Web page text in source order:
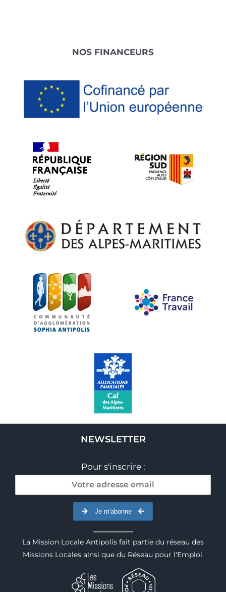
NOS FINANCEURS
NEWSLETTER
Pour s'inscrire :
Je m'abonne
La Mission Locale Antipolis fait partie du réseau des
Missions Locales ainsi que du Réseau pour l'Emploi.